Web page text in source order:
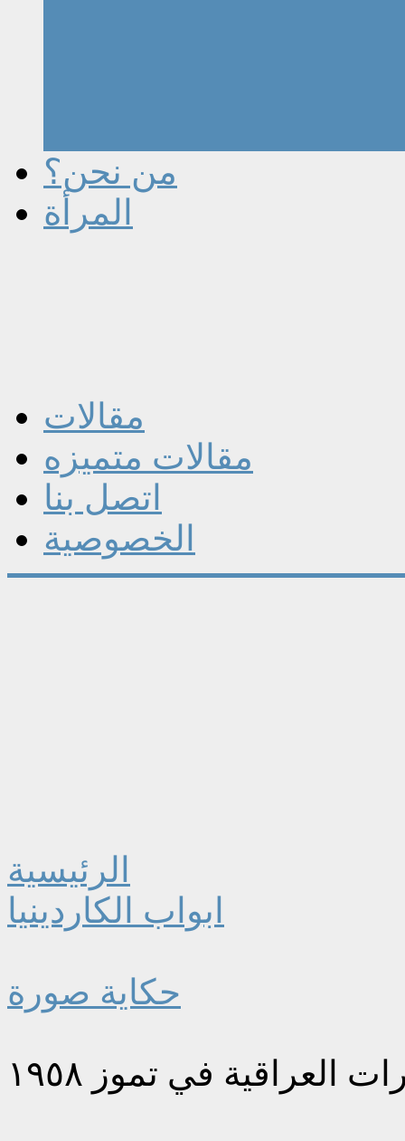
من نحن؟
المرأة
مقالات
مقالات متميزه
اتصل بنا
الخصوصية
الرئيسية
ابواب الكاردينيا
حكاية صورة
في تموز ١٩٥٨